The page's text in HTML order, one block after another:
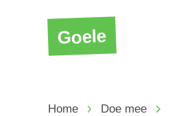
Goele
Home Doe mee